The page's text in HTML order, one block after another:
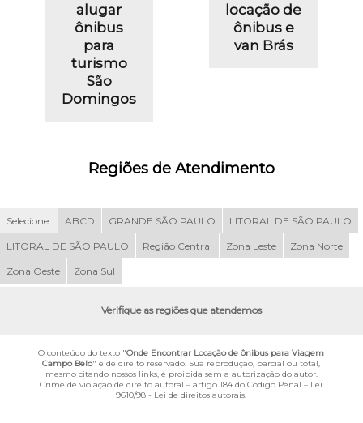
alugar
ônibus
para
turismo
São
Domingos
locação de
ônibus e
van Brás
Regiões de Atendimento
Selecione: ABCD GRANDE SÃO PAULO LITORAL DE SÃO PAULO
LITORAL DE SÃO PAULO Região Central Zona Leste Zona Norte
Zona Oeste Zona Sul
Verifique as regiões que atendemos
O conteúdo do texto "Onde Encontrar Locação de ônibus para Viagem
Campo Belo" é de direito reservado. Sua reprodução, parcial ou total,
mesmo citando nossos links, é proibida sem a autorização do autor.
Crime de violação de direito autoral – artigo 184 do Código Penal – Lei
9610/98 - Lei de direitos autorais.